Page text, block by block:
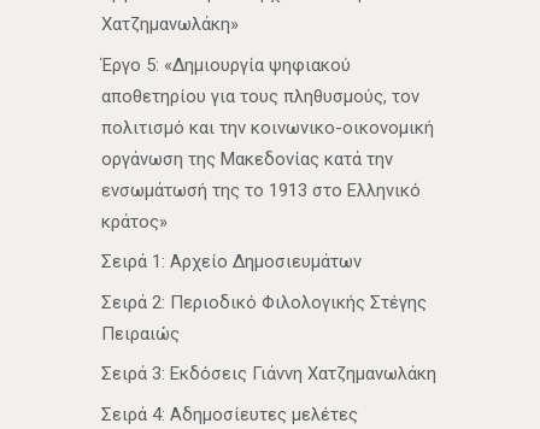
Χατζημανωλάκη»
Έργο 5: «Δημιουργία ψηφιακού
αποθετηρίου για τους πληθυσμούς, τον
πολιτισμό και την κοινωνικο-οικονομική
οργάνωση της Μακεδονίας κατά την
ενσωμάτωσή της το 1913 στο Ελληνικό
κράτος»
Σειρά 1: Αρχείο Δημοσιευμάτων
Σειρά 2: Περιοδικό Φιλολογικής Στέγης
Πειραιώς
Σειρά 3: Εκδόσεις Γιάννη Χατζημανωλάκη
Σειρά 4: Αδημοσίευτες μελέτες